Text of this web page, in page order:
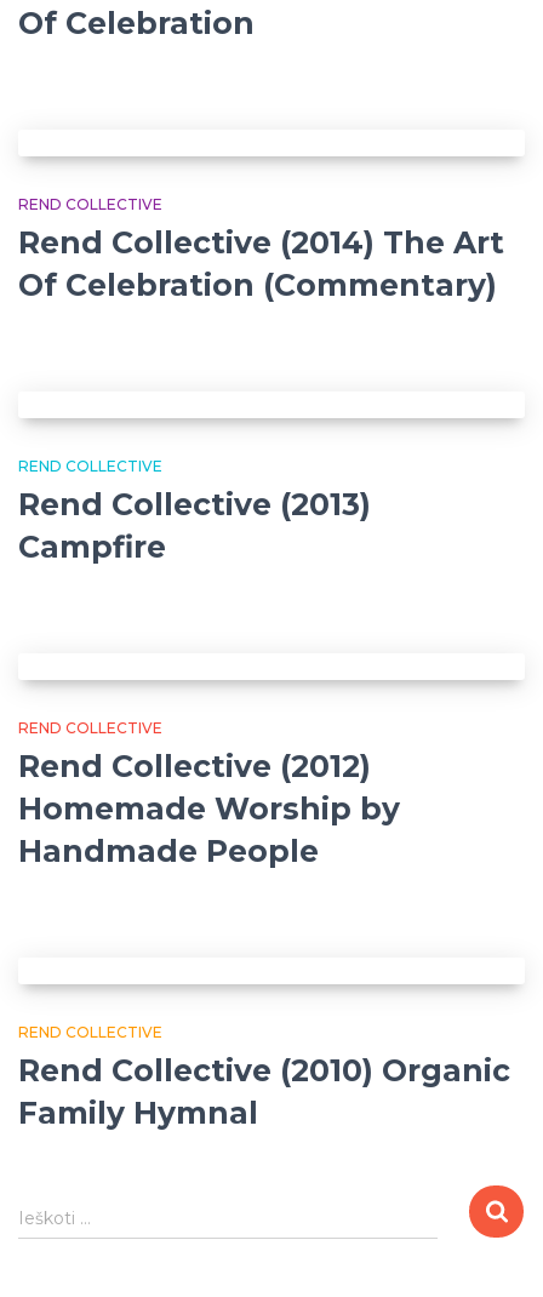
Of Celebration
REND COLLECTIVE
Rend Collective (2014) The Art
Of Celebration (Commentary)
REND COLLECTIVE
Rend Collective (2013)
Campfire
REND COLLECTIVE
Rend Collective (2012)
Homemade Worship by
Handmade People
REND COLLECTIVE
Rend Collective (2010) Organic
Family Hymnal
I
e
Ieškoti …